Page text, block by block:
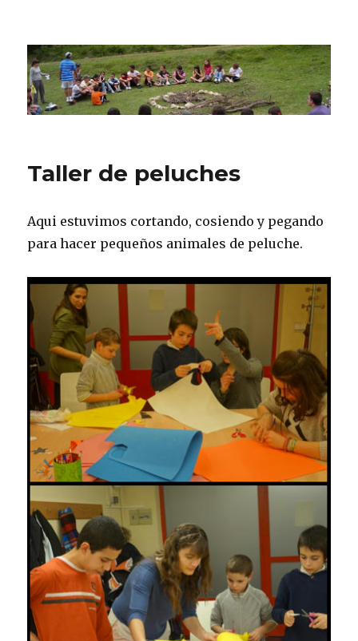
CPN Azterlariak
Taller de peluches
Aqui estuvimos cortando, cosiendo y pegando
para hacer pequeños animales de peluche.